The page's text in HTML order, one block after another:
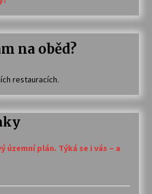
na oběd?
restauracích.
územní plán. Týká se i vás – a